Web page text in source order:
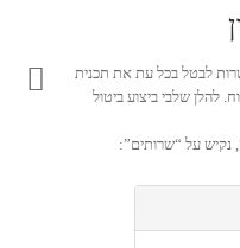
לבטל בכל עת את תכנית
להלן שלבי ביצוע ביטול
נקיש על “שרותים”: